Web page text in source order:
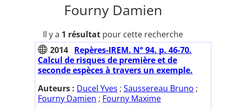
Fourny Damien
Il y a 1 résultat pour cette recherche
2014 Repères-IREM. N° 94. p. 46-70.
Calcul de risques de première et de
seconde espèces à travers un exemple.
Auteurs : Ducel Yves ; Saussereau Bruno ;
Fourny Damien ; Fourny Maxime